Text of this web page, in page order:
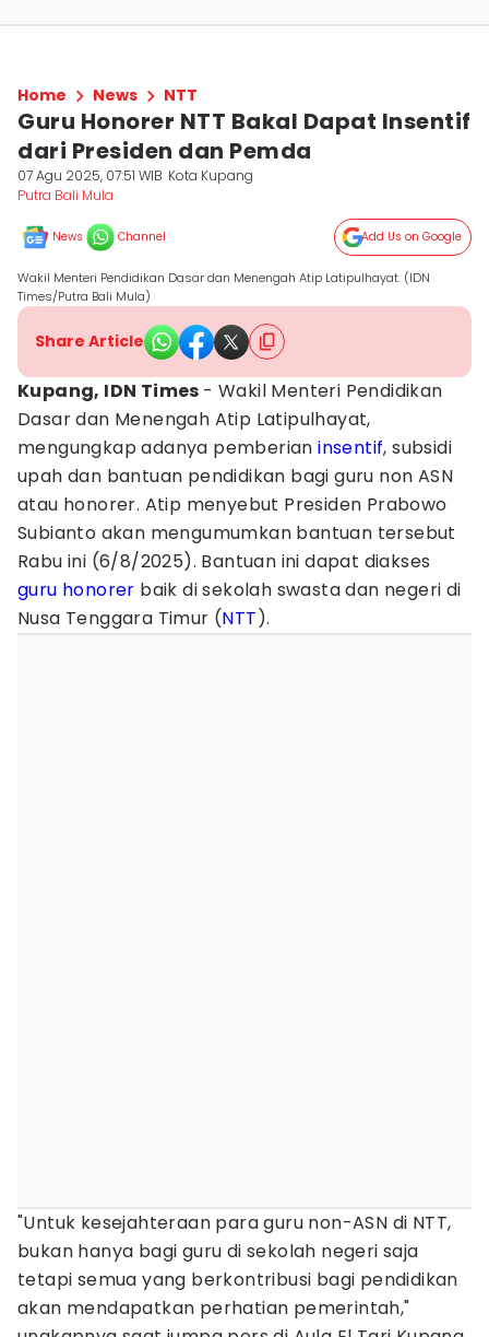
Home News NTT
Guru Honorer NTT Bakal Dapat Insentif
dari Presiden dan Pemda
07 Agu 2025, 07:51 WIB Kota Kupang
Putra Bali Mula
News Channel Add Us on Google
Wakil Menteri Pendidikan Dasar dan Menengah Atip Latipulhayat. (IDN
Times/Putra Bali Mula)
Share Article
Kupang, IDN Times - Wakil Menteri Pendidikan
Dasar dan Menengah Atip Latipulhayat,
mengungkap adanya pemberianinsentif, subsidi
upah dan bantuan pendidikan bagi guru non ASN
atau honorer. Atip menyebut Presiden Prabowo
Subianto akan mengumumkan bantuan tersebut
Rabu ini (6/8/2025). Bantuan ini dapat diakses
guru honorer baik di sekolah swasta dan negeri di
Nusa Tenggara Timur (NTT).
"Untuk kesejahteraan para guru non-ASN di NTT,
bukan hanya bagi guru di sekolah negeri saja
tetapi semua yang berkontribusi bagi pendidikan
akan mendapatkan perhatian pemerintah,"